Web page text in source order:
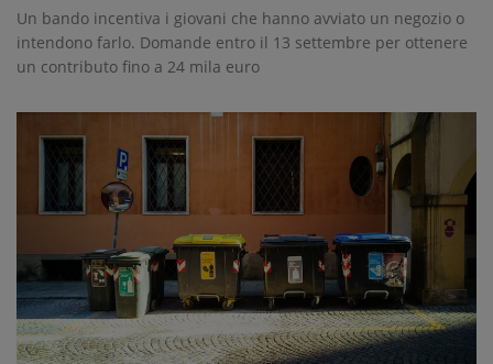
Un bando incentiva i giovani che hanno avviato un negozio o
intendono farlo. Domande entro il 13 settembre per ottenere
un contributo fino a 24 mila euro